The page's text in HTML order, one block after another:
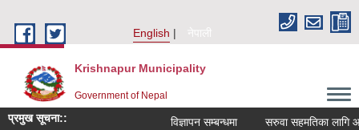
English
नेपाली
Krishnapur Municipality
Government of Nepal
प्रमुख सूचना:: विज्ञापन सम्बन्धमा सरुवा सहमतिका लागि